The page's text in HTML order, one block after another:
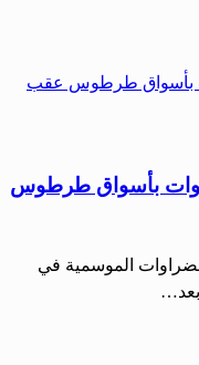
بأسواق طرطوس
الموسمية في